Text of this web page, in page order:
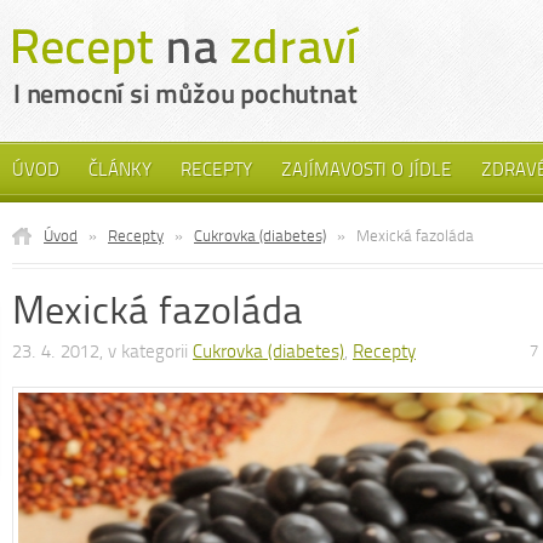
ÚVOD ČLÁNKY RECEPTY ZAJÍMAVOSTI O JÍDLE
Úvod » Recepty » Cukrovka (diabetes) » Mexická fazoláda
Mexická fazoláda
23. 4. 2012, v kategorii Cukrovka (diabetes), Recepty